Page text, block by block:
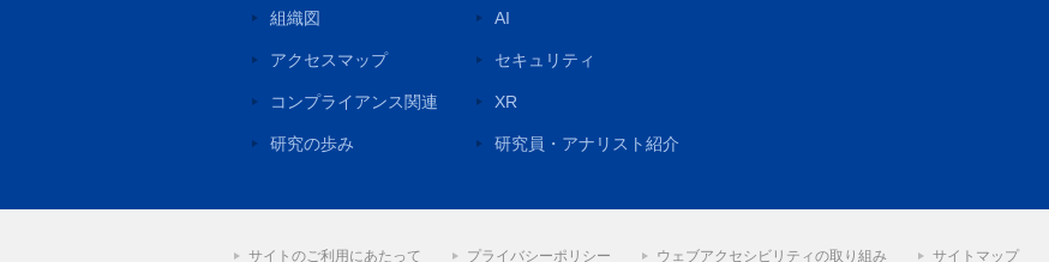
組織図
アクセスマップ
コンプライアンス関連
研究の歩み
AI
セキュリティ
XR
研究員・アナリスト紹介
サイトのご利用にあたって プライバシーポリシー ウェブアクセシビリティの取り組み サイトマップ